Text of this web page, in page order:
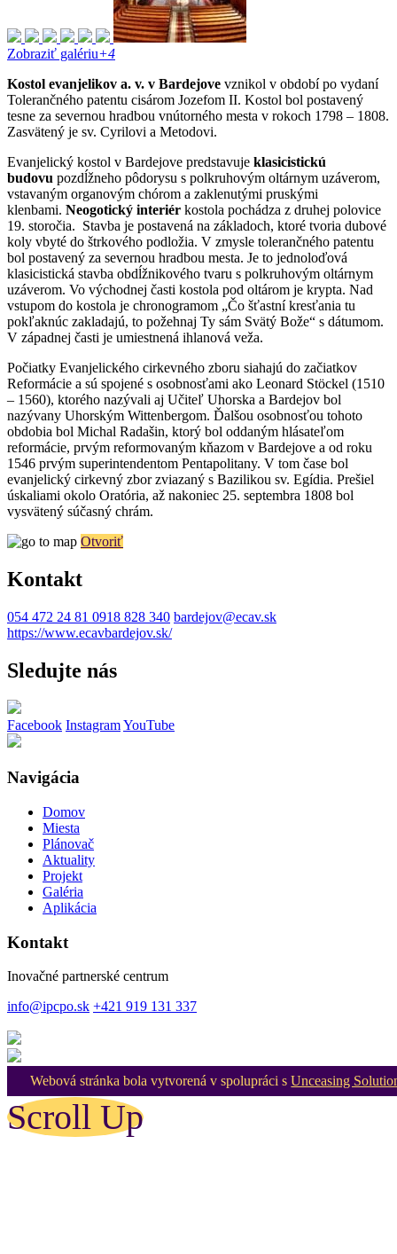
Zobraziť galériu+4
Kostol evanjelikov a. v. v Bardejove vznikol v období po vydaní
Tolerančného patentu cisárom Jozefom II. Kostol bol postavený
tesne za severnou hradbou vnútorného mesta v rokoch 1798 – 1808.
Zasvätený je sv. Cyrilovi a Metodovi.
Evanjelický kostol v Bardejove predstavuje klasicistickú
budovu pozdĺžneho pôdorysu s polkruhovým oltárnym uzáverom,
vstavaným organovým chórom a zaklenutými pruskými
klenbami. Neogotický interiér kostola pochádza z druhej polovice
19. storočia. Stavba je postavená na základoch, ktoré tvoria dubové
koly vbyté do štrkového podložia. V zmysle tolerančného patentu
bol postavený za severnou hradbou mesta. Je to jednoloďová
klasicistická stavba obdĺžnikového tvaru s polkruhovým oltárnym
uzáverom. Vo východnej časti kostola pod oltárom je krypta. Nad
vstupom do kostola je chronogramom „Čo šťastní kresťania tu
pokľaknúc zakladajú, to požehnaj Ty sám Svätý Bože“ s dátumom.
V západnej časti je umiestnená ihlanová veža.
Počiatky Evanjelického cirkevného zboru siahajú do začiatkov
Reformácie a sú spojené s osobnosťami ako Leonard Stöckel (1510
– 1560), ktorého nazývali aj Učiteľ Uhorska a Bardejov bol
nazývany Uhorským Wittenbergom. Ďalšou osobnosťou tohoto
obdobia bol Michal Radašin, ktorý bol oddaným hlásateľom
reformácie, prvým reformovaným kňazom v Bardejove a od roku
1546 prvým superintendentom Pentapolitany. V tom čase bol
evanjelický cirkevný zbor zviazaný s Bazilikou sv. Egídia. Prešiel
úskaliami okolo Oratória, až nakoniec 25. septembra 1808 bol
vysvätený súčasný chrám.
Otvoriť
Kontakt
054 472 24 81 0918 828 340 bardejov@ecav.sk
https://www.ecavbardejov.sk/
Sledujte nás
Facebook InstagramYouTube
Navigácia
Domov
Miesta
Plánovač
Aktuality
Projekt
Galéria
Aplikácia
Kontakt
Inovačné partnerské centrum
info@ipcpo.sk +421 919 131 337
Webová stránka bola vytvorená v spolupráci sUnceasing
Scroll Up